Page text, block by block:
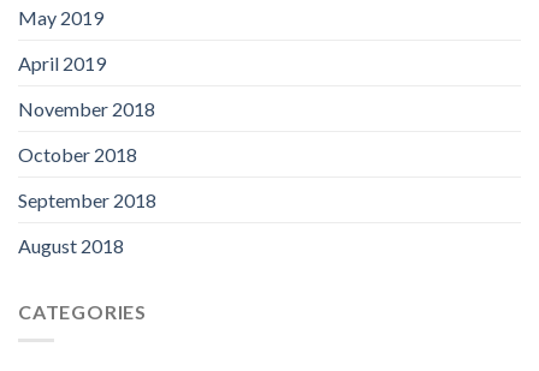
May 2019
April 2019
November 2018
October 2018
September 2018
August 2018
CATEGORIES